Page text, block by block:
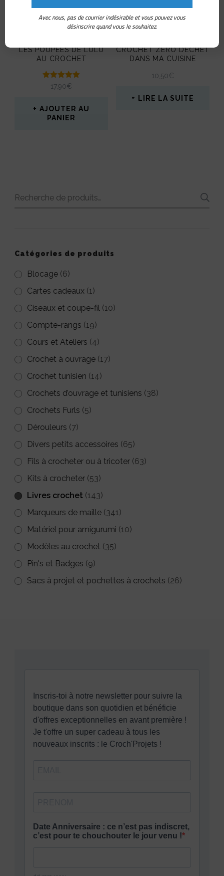
LES POUPÉES DE LULU
AU CROCHET
Note
5.00
17,90€
AJOUTER AU
PANIER
CROCHET ZÉRO DÉCHET
DANS MA CUISINE
10,50€
LIRE LA SUITE
Recherche
Catégories de produits
Blocage (6)
Cartes cadeaux (1)
Ciseaux et coupe-fil (10)
Compte-rangs (19)
Cours et Ateliers (4)
Crochet à ouvrage (17)
Crochet tunisien (14)
Crochets d’ouvrage et tunisiens (38)
Crochets Furls (5)
Dérouleurs (7)
Divers petits accessoires (65)
Fils à crocheter ou à tricoter (63)
Kits à crocheter (53)
Livres crochet (143)
Marqueurs de maille (341)
Matériel pour amigurumi (10)
Modèles au crochet (35)
Pin's et Badges (9)
Sacs à projet et pochettes à crochets (26)
Avec nous, pas de courrier indésirable et vous pouvez vous
désinscrire quand vous le souhaitez.